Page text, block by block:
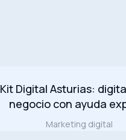
Kit Digital Asturias:
negocio con ayuda
Marketing digital